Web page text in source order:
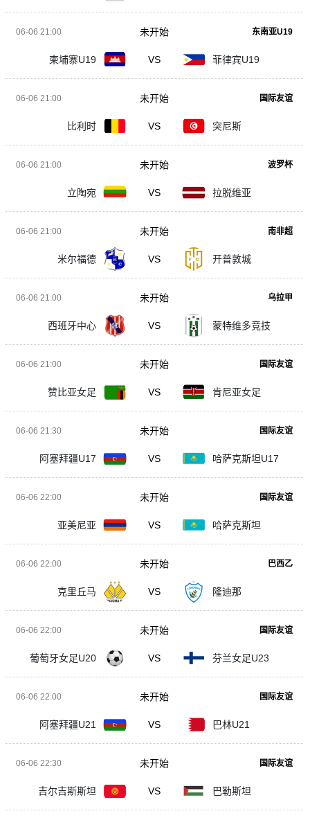
06-06 21:00 东南亚U19
柬埔寨U19 VS 菲律宾U19
未开始
06-06 21:00 国际友谊
比利时 VS 突尼斯
未开始
06-06 21:00 波罗杯
立陶宛 VS 拉脱维亚
未开始
06-06 21:00 南非超
米尔福德 VS 开普敦城
未开始
06-06 21:00 乌拉甲
西班牙中心 VS 蒙特维多竞技
未开始
06-06 21:00 国际友谊
赞比亚女足 VS 肯尼亚女足
未开始
06-06 21:30 国际友谊
阿塞拜疆U17 VS 哈萨克斯坦U17
未开始
06-06 22:00 国际友谊
亚美尼亚 VS 哈萨克斯坦
未开始
06-06 22:00 巴西乙
克里丘马 VS 隆迪那
未开始
06-06 22:00 国际友谊
葡萄牙女足U20 VS 芬兰女足U23
未开始
06-06 22:00 国际友谊
阿塞拜疆U21 VS 巴林U21
未开始
06-06 22:30 国际友谊
吉尔吉斯斯坦 VS 巴勒斯坦
未开始